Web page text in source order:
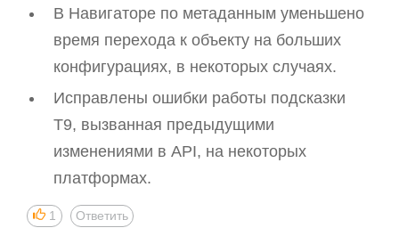
В Навигаторе по метаданным уменьшено
время перехода к объекту на больших
конфигурациях, в некоторых случаях.
Исправлены ошибки работы подсказки
T9, вызванная предыдущими
изменениями в API, на некоторых
платформах.
1 Ответить